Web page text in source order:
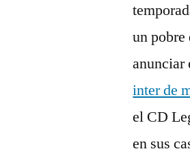
un pobre
anunciar
inter de
el CD
en sus